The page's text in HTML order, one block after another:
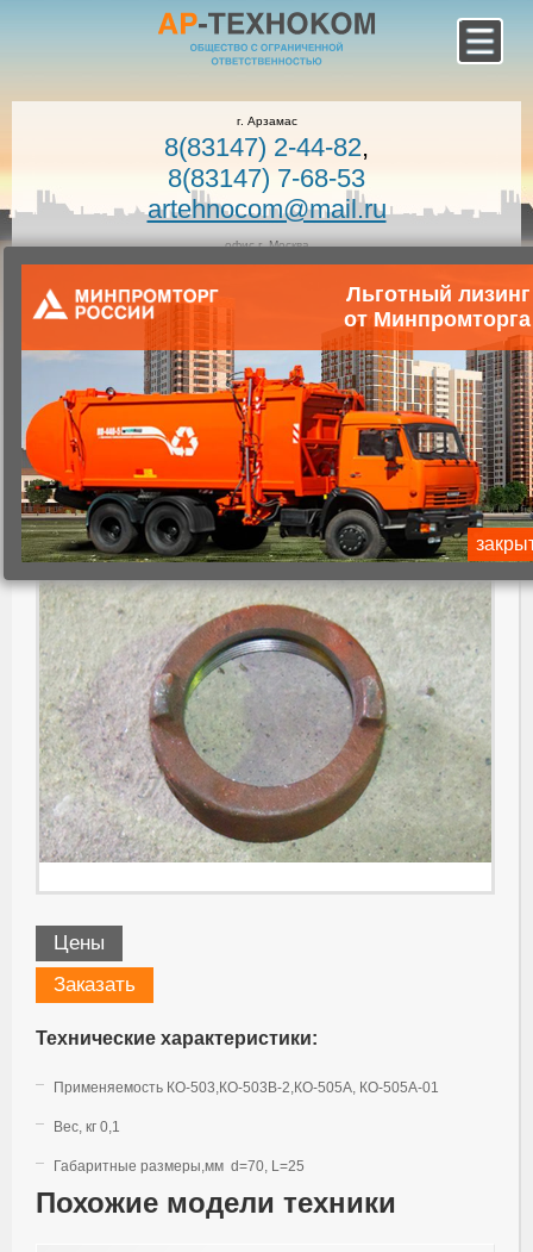
г. Арзамас
8(83147) 2-44-82,
8(83147) 7-68-53
artehnocom@mail.ru
офис г. Москва
8-800-100-7400
Звонок по России бесплатный!
Заказать звонок
Главная
Каталог коммунальной техники
Коммунальная техника
Запчасти для коммунальной техники
Запасные части к вакуумным машинам
Гайка КО-505А.02.15.305
Цены
Заказать
Технические характеристики:
Применяемость КО-503,КО-503В-2,КО-505А, КО-505А-01
Вес, кг 0,1
Габаритные размеры,мм d=70, L=25
Похожие модели техники
Льготный лизинг
от Минпромторга